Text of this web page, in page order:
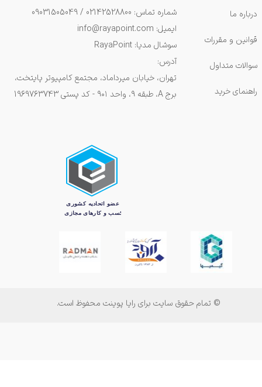
درباره ما
قوانین و مقررات
سوالات متداول
راهنمای خرید
© تمام حقوق سایت برای رایا پوینت محفوظ است.
شماره تماس: 02142528800 / 09031505049
ایمیل: info@rayapoint.com
سوشال مدیا: RayaPoint
آدرس:
تهران، خیابان میرداماد، مجتمع کامپیوتر پایتخت،
برج A، طبقه ۹، واحد ۹۰۱ - کد پستی 1969763743